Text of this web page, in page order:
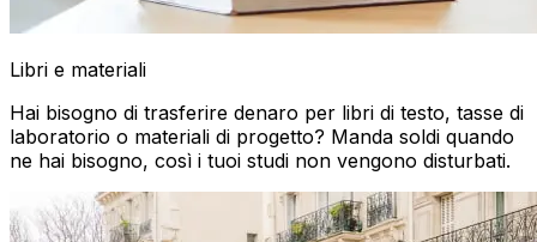
Libri e materiali
Hai bisogno di trasferire denaro per libri di testo, tasse di
laboratorio o materiali di progetto? Manda soldi quando
ne hai bisogno, così i tuoi studi non vengono disturbati.